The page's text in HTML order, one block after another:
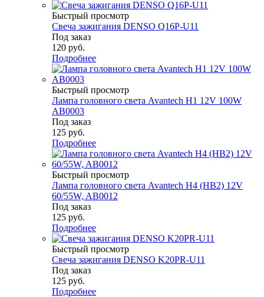
Быстрый просмотр
Свеча зажигания DENSO Q16P-U11
Под заказ
120 руб.
Подробнее
Быстрый просмотр
Лампа головного света Avantech H1 12V 100W
AB0003
Под заказ
125 руб.
Подробнее
Быстрый просмотр
Лампа головного света Avantech H4 (HB2) 12V
60/55W, AB0012
Под заказ
125 руб.
Подробнее
Быстрый просмотр
Свеча зажигания DENSO K20PR-U11
Под заказ
125 руб.
Подробнее